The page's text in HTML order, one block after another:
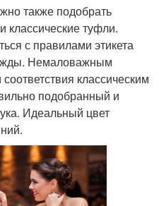
также подобрать
классические туфли.
с правилами этикета
Немаловажным
классическим
подобранный и
Идеальный цвет